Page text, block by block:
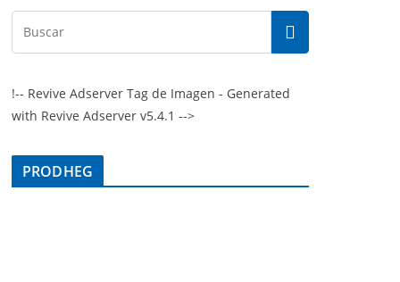
!-- Revive Adserver Tag de Imagen - Generated
with Revive Adserver v5.4.1 -->
PRODHEG